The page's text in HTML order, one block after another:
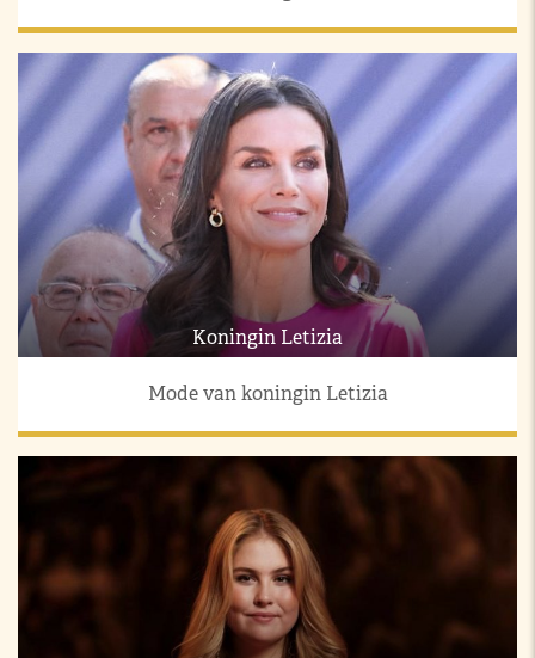
Koningin Letizia
Mode van koningin Letizia